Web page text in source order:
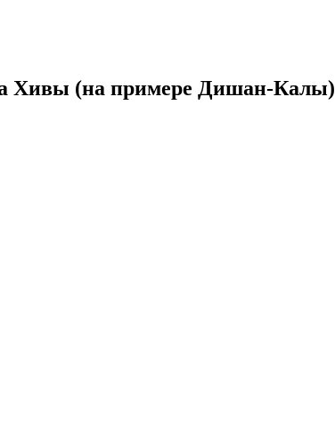
Хивы (на примере Дишан-Калы)